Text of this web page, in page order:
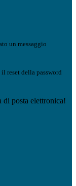
un messaggio
reset della password
di posta elettronica!